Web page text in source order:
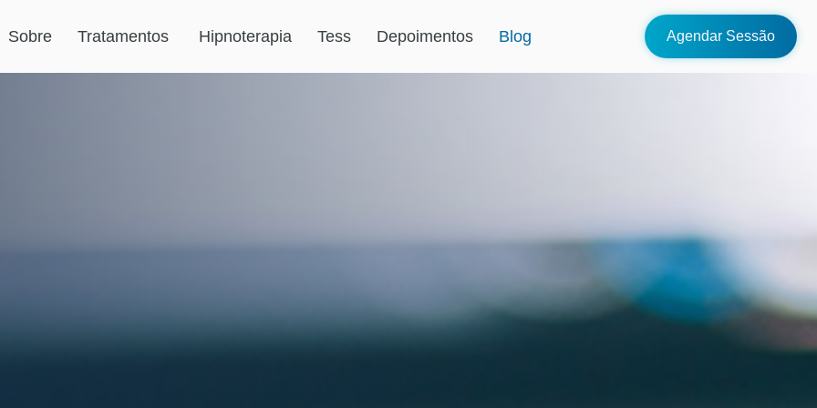
Sobre Tratamentos Hipnoterapia Tess Depoimentos Blog Agendar Sessão